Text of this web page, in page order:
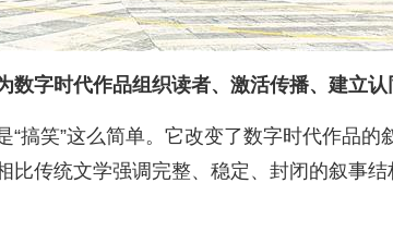
数字时代作品组织读者、激活传播、建立认
搞笑”这么简单。它改变了数字时代作品的
比传统文学强调完整、稳定、封闭的叙事